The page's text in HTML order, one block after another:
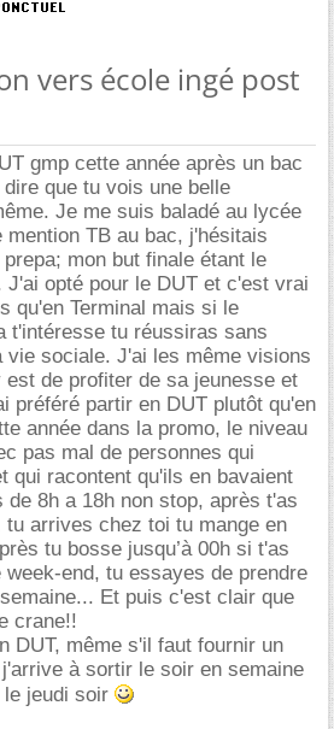
vers école ingé post
gmp cette année après un bac
que tu vois une belle
Je me suis baladé au lycée
mention TB au bac, j'hésitais
mon but finale étant le
J'ai opté pour le DUT et c'est vrai
qu'en Terminal mais si le
t'intéresse tu réussiras sans
vie sociale. J'ai les même visions
est de profiter de sa jeunesse et
préféré partir en DUT plutôt qu'en
année dans la promo, le niveau
pas mal de personnes qui
qui racontent qu'ils en bavaient
8h a 18h non stop, après t'as
arrives chez toi tu mange en
tu bosse jusqu’à 00h si t'as
end, tu essayes de prendre
Et puis c'est clair que
crane!!
DUT, même s'il faut fournir un
à sortir le soir en semaine
jeudi soir